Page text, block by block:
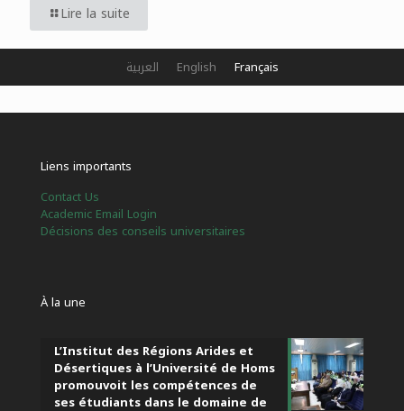
Lire la suite
Liens importants
Contact Us
Academic Email Login
Décisions des conseils universitaires
À la une
L’Institut des Régions Arides et
Désertiques à l’Université de Homs
promouvoit les compétences de
ses étudiants dans le domaine de
العربية English Français